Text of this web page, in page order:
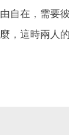
自在，需要
，這時兩人